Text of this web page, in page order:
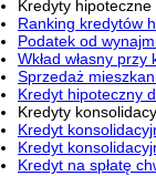
Kredyty hipoteczne
Ranking kredytów
Podatek od
Wkład własny
Sprzedaż
Kredyt hipoteczny
Kredyty
Kredyt
Kredyt
Kredyt na spłatę